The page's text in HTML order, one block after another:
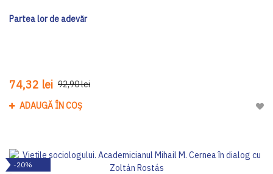
Partea lor de adevăr
74,32 lei 92,90 lei
ADAUGĂ ÎN COȘ
-20%